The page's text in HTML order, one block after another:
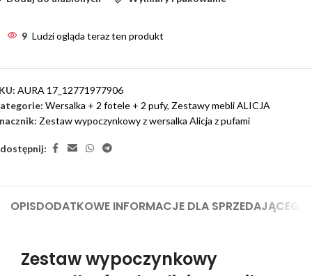
9 Ludzi ogląda teraz ten produkt
AURA 17_12771977906
Wersalka + 2 fotele + 2 pufy, Zestawy mebli ALICJA
Zestaw wypoczynkowy z wersalka Alicja z pufami
OPISDODATKOWE INFORMACJE DLA SPRZEDAJĄCEGO
Zestaw wypoczynkowy